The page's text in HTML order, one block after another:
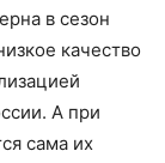
в сезон
качество
А при
сама их